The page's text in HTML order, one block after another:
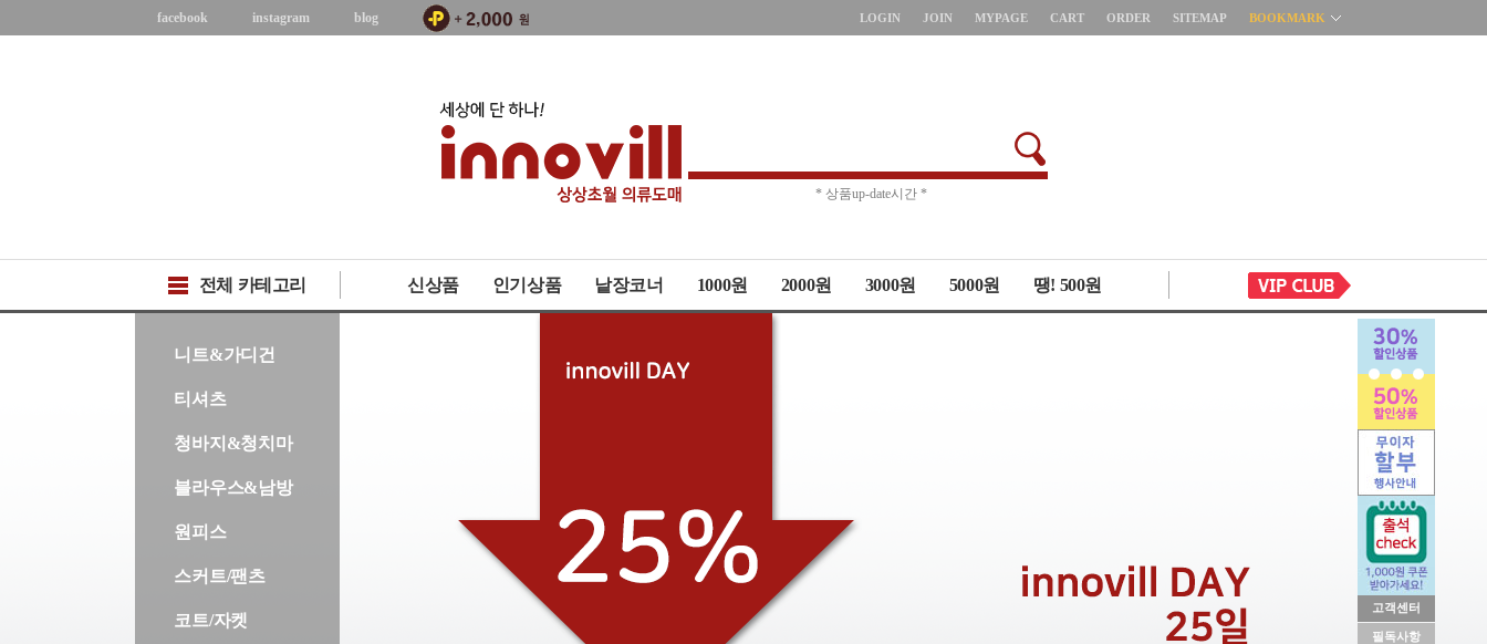
고객센터
필독사항
facebook instagram blog LOGIN JOIN MYPAGE CART ORDER SITEMAP BOOKMARK
* 상품up-date시간 *
전체 카테고리 신상품 인기상품 낱장코너 1000원 2000원 3000원 5000원 땡! 500원
니트&가디건
티셔츠
청바지&청치마
블라우스&남방
원피스
스커트/팬츠
코트/자켓